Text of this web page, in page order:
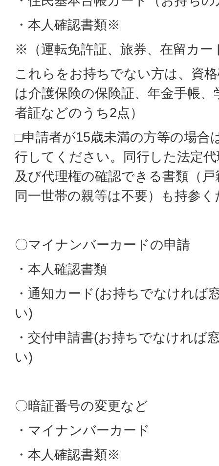
・本人確認書類※
※（運転免許証、旅券、在留カー
これらをお持ちでない方は、資
は介護保険の保険証、年金手帳
者証などのうち2点）
□申請者が15歳未満の方等の場合
行してください。同行した法定
及び代理権の確認できる書類（
同一世帯の親等は不要）も持参
〇マイナンバーカードの申請
・本人確認書類
・通知カード(お持ちでなければ
い)
・交付申請書(お持ちでなければ
い)
〇暗証番号の変更など
・マイナンバーカード
・本人確認書類※